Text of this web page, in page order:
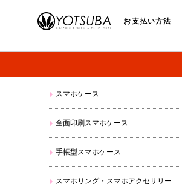
お支払い方法
スマホケース
全面印刷スマホケース
手帳型スマホケース
スマホリング・スマホアクセサリー